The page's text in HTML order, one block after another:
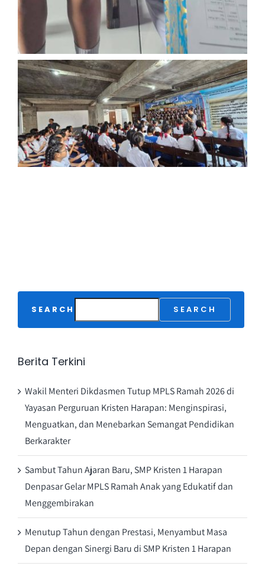
SEARCH SEARCH
Berita Terkini
Wakil Menteri Dikdasmen Tutup MPLS Ramah 2026 di
Yayasan Perguruan Kristen Harapan: Menginspirasi,
Menguatkan, dan Menebarkan Semangat Pendidikan
Berkarakter
Sambut Tahun Ajaran Baru, SMP Kristen 1 Harapan
Denpasar Gelar MPLS Ramah Anak yang Edukatif dan
Menggembirakan
Menutup Tahun dengan Prestasi, Menyambut Masa
Depan dengan Sinergi Baru di SMP Kristen 1 Harapan